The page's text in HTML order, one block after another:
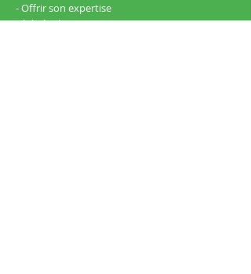
- Offrir son expertise
bénévolement